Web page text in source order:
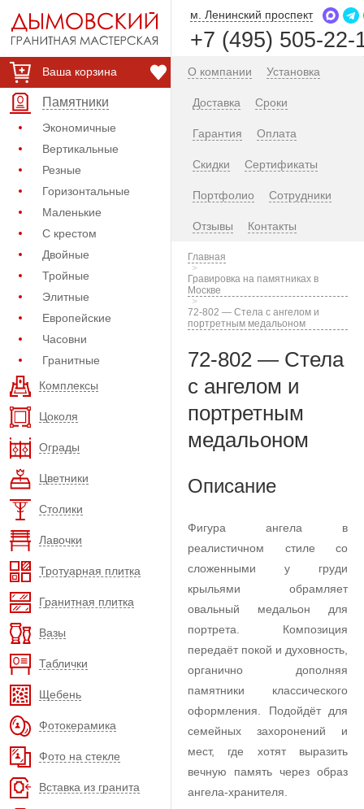
Ваша корзина
Памятники
Экономичные
Вертикальные
Резные
Горизонтальные
Маленькие
С крестом
Двойные
Тройные
Элитные
Европейские
Часовни
Гранитные
Комплексы
Цоколя
Ограды
Цветники
Столики
Лавочки
Тротуарная плитка
Гранитная плитка
Вазы
Таблички
Щебень
Фотокерамика
Фото на стекле
Вставка из гранита
м. Ленинский проспект
+7 (495) 505-22-
О компании Установка
Доставка Сроки
Гарантия Оплата
Скидки Сертификаты
Портфолио Сотрудники
Отзывы Контакты
Главная
Гравировка на памятниках в
Москве
72-802 — Стела с ангелом и
портретным медальоном
72-802 — Стела
с ангелом и
портретным
медальоном
Описание
Фигура ангела в
реалистичном стиле со
сложенными у груди
крыльями обрамляет
овальный медальон для
портрета. Композиция
передаёт покой и духовность,
органично дополняя
памятники классического
оформления. Подойдёт для
семейных захоронений и
мест, где хотят выразить
вечную память через образ
ангела-хранителя.